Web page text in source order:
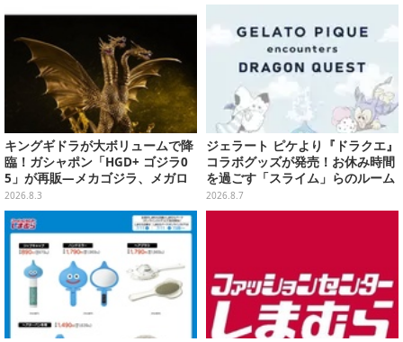
キングギドラが大ボリュームで降
臨！ガシャポン「HGD+ ゴジラ0
5」が再販―メカゴジラ、メガロ
なども揃った全4種
2026.8.3
ジェラート ピケより『ドラクエ』
コラボグッズが発売！お休み時間
を過ごす「スライム」らのルーム
ウェア、雑貨など多数ラインナッ
プ
2026.8.7